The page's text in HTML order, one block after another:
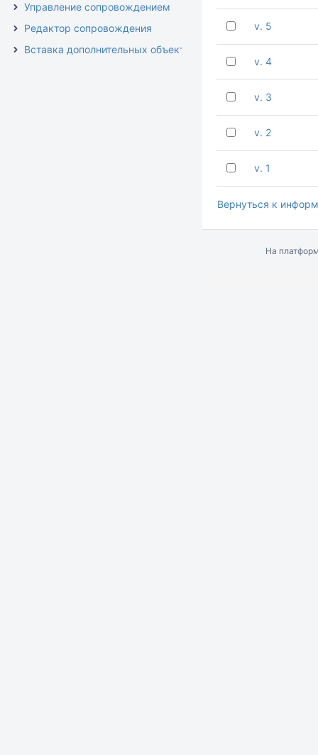
Управление сопровождением
Редактор сопровождения
Вставка дополнительных объектов
v. 5
v. 4
v. 3
v. 2
v. 1
Вернуться к
На